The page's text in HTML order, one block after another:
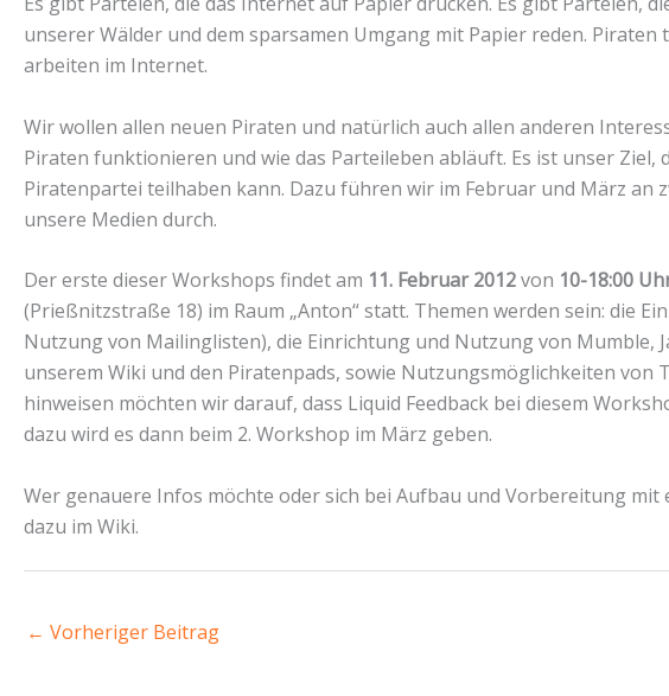
unserer Wälder und dem sparsamen Umgang mit Papier reden. Piraten
arbeiten im Internet.
Wir wollen allen neuen Piraten und natürlich auch allen anderen
Piraten funktionieren und wie das Parteileben abläuft. Es ist unser Ziel,
Piratenpartei teilhaben kann. Dazu führen wir im Februar und März an
unsere Medien durch.
Der erste dieser Workshops findet am 11. Februar 2012von 10-18:00
(Prießnitzstraße 18) im Raum „Anton“ statt. Themen werden sein: die
Nutzung von Mailinglisten), die Einrichtung und Nutzung von Mumble,
unserem Wiki und den Piratenpads, sowie Nutzungsmöglichkeiten von
hinweisen möchten wir darauf, dass Liquid Feedback bei diesem
dazu wird es dann beim 2. Workshop im März geben.
Wer genauere Infos möchte oder sich bei Aufbau und Vorbereitung mit
dazu im Wiki.
← Vorheriger Beitrag